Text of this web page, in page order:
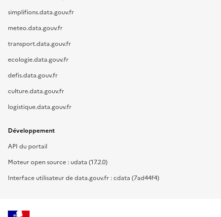
simplifions.data.gouv.fr
meteo.data.gouv.fr
transport.data.gouv.fr
ecologie.data.gouv.fr
defis.data.gouv.fr
culture.data.gouv.fr
logistique.data.gouv.fr
Développement
API du portail
Moteur open source : udata (17.2.0)
Interface utilisateur de data.gouv.fr : cdata (7ad44f4)